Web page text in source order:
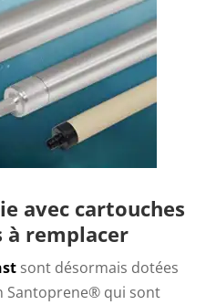
avec cartouches
à remplacer
sont désormais dotées
Santoprene® qui sont